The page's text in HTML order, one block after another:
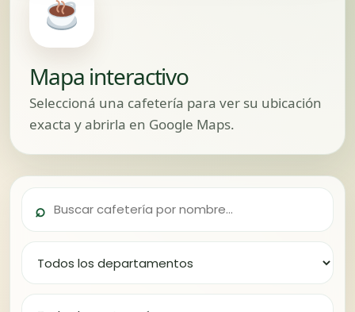
Mapa interactivo
Seleccioná una cafetería para ver su ubicación
exacta y abrirla en Google Maps.
⌕